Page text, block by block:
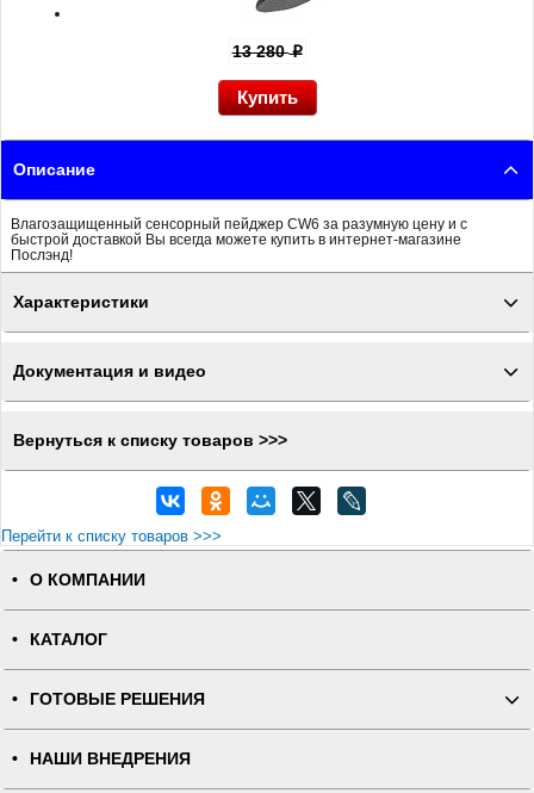
13 280p
Описание
Влагозащищенный сенсорный пейджер CW6 за разумную цену и с
быстрой доставкой Вы всегда можете купить в интернет-магазине
Послэнд!
Характеристики
Документация и видео
Вернуться к списку товаров >>>
Перейти к списку товаров >>>
О КОМПАНИИ
КАТАЛОГ
ГОТОВЫЕ РЕШЕНИЯ
НАШИ ВНЕДРЕНИЯ